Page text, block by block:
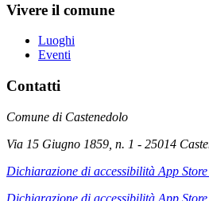
Vivere il comune
Luoghi
Eventi
Contatti
Comune di Castenedolo
Via 15 Giugno 1859, n. 1 - 25014
Dichiarazione di accessibilità App
Dichiarazione di accessibilità App